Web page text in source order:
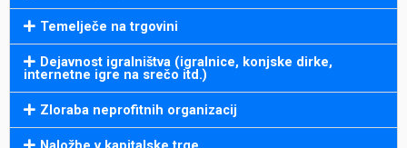
Temelječe na trgovini
Dejavnost igralništva (igralnice, konjske dirke,
internetne igre na srečo itd.)
Zloraba neprofitnih organizacij